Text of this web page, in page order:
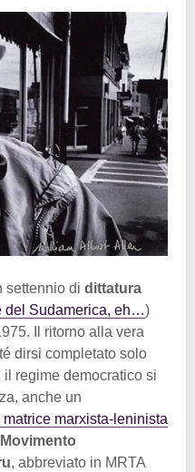
settennio di dittatura
del Sudamerica, eh…)
Il ritorno alla vera
dirsi completato solo
il regime democratico si
anche un
marxista-leninista
Movimento
, abbreviato in MRTA